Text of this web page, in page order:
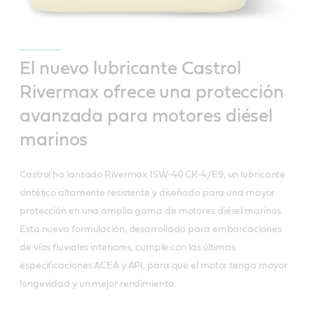
El nuevo lubricante Castrol
Rivermax ofrece una protección
avanzada para motores diésel
marinos
Castrol ha lanzado Rivermax 15W-40 CK-4/E9, un lubricante
sintético altamente resistente y diseñado para una mayor
protección en una amplia gama de motores diésel marinos.
Esta nueva formulación, desarrollada para embarcaciones
de vías fluviales interiores, cumple con las últimas
especificaciones ACEA y API, para que el motor tenga mayor
longevidad y un mejor rendimiento.